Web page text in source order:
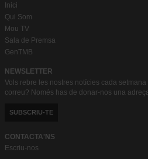
Inici
Qui Som
Mou TV
Sala de Premsa
GenTMB
NEWSLETTER
Vols rebre les nostres notícies cada
correu? Només has de donar-nos una
SUBSCRIU-TE
CONTACTA'NS
Escriu-nos